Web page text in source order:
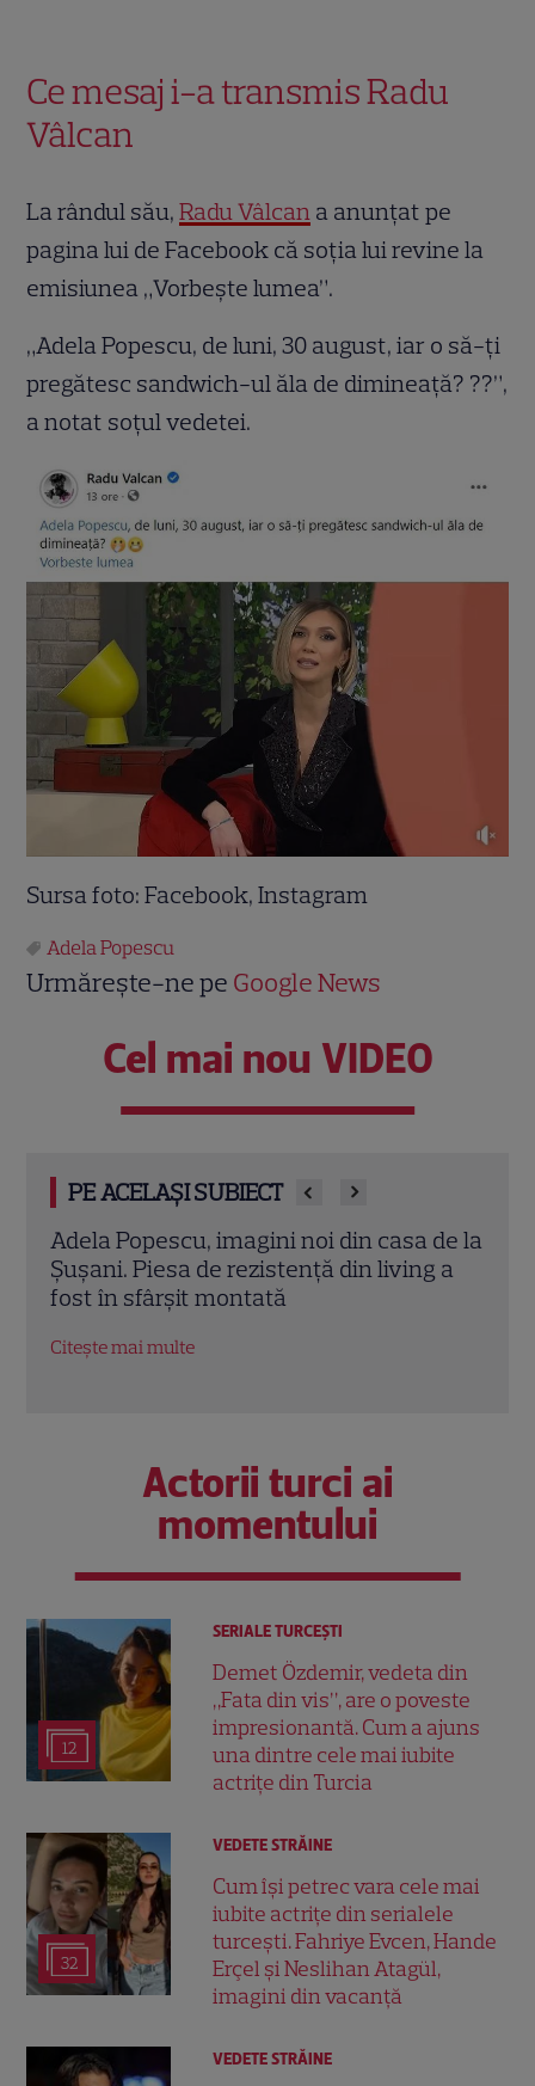
Ce mesaj i-a transmis Radu
Vâlcan
La rândul său,Radu Vâlcan a anunțat pe
pagina lui de Facebook că soția lui revine la
emisiunea „Vorbește lumea”.
„Adela Popescu, de luni, 30 august, iar o să-ți
pregătesc sandwich-ul ăla de dimineață? ??”,
a notat soțul vedetei.
Sursa foto: Facebook, Instagram
Adela Popescu
Urmărește-ne pe Google News
Cel mai nou VIDEO
PE ACELAȘI SUBIECT
Dragoș Bucur și Tudor Chirilă, rivali în
„Trafic”! Când începe noul serial crime
drama de la Pro TV și VOYO
Citește mai multe
Actorii turci ai
momentului
12
SERIALE TURCEŞTI
Demet Özdemir, vedeta din
„Fata din vis”, are o poveste
impresionantă. Cum a ajuns
una dintre cele mai iubite
actrițe din Turcia
32
VEDETE STRĂINE
Cum își petrec vara cele mai
iubite actrițe din serialele
turcești. Fahriye Evcen, Hande
Erçel și Neslihan Atagül,
imagini din vacanță
VEDETE STRĂINE